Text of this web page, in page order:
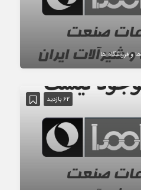
و فروشگاه ها
62 بازدید